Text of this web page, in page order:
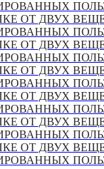
ОТ ДВУХ
ОТ ДВУХ
ОТ ДВУХ
ОТ ДВУХ
ОТ ДВУХ
ОТ ДВУХ